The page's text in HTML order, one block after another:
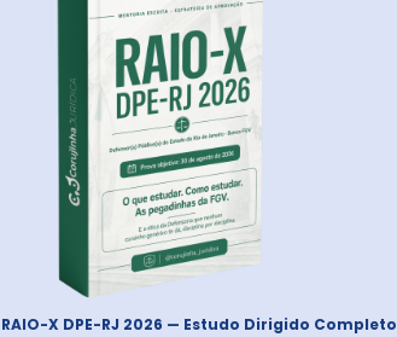
RAIO-X DPE-RJ 2026 — Estudo Dirigido Completo